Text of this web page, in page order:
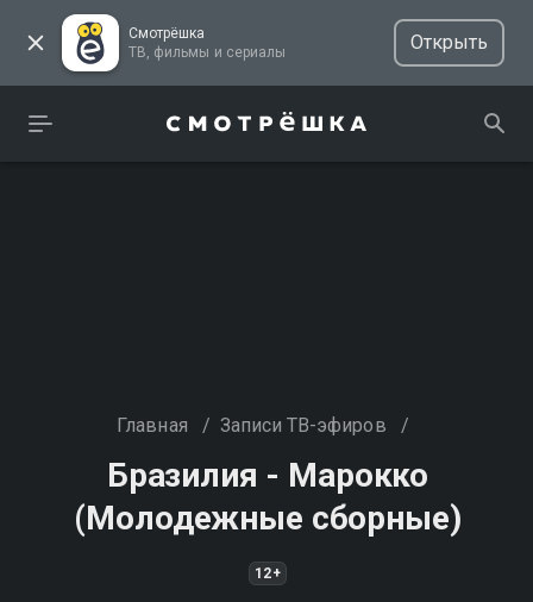
Смотрёшка
ТВ, фильмы и сериалы
Открыть
Главная / Записи ТВ-эфиров /
Бразилия - Марокко
(Молодежные сборные)
12+